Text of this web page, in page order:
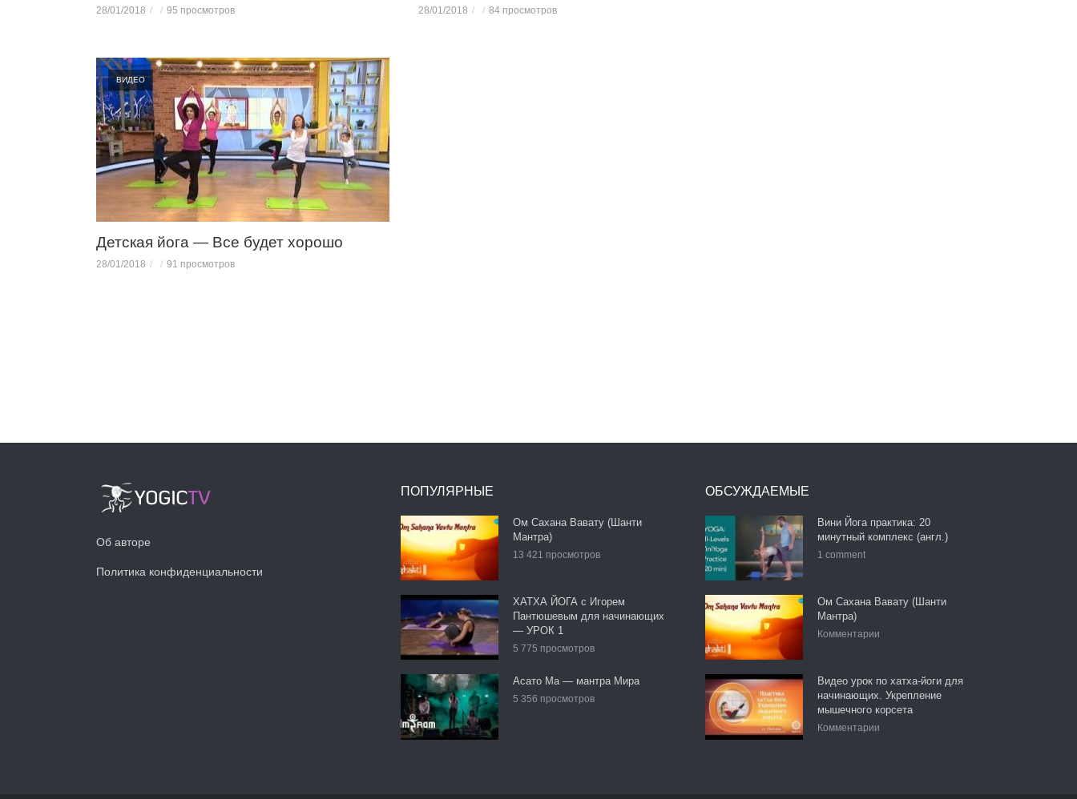
28/01/2018 95 просмотров 28/01/2018 84 просмотров
ВИДЕО
Детская йога — Все будет хорошо
28/01/2018 91 просмотров
Об авторе
Политика конфиденциальности
ПОПУЛЯРНЫЕ
Ом Сахана Вавату (Шанти
Мантра)
13 421 просмотров
ХАТХА ЙОГА с Игорем
Пантюшевым для начинающих
— УРОК 1
5 775 просмотров
Асато Ма — мантра Мира
5 356 просмотров
ОБСУЖДАЕМЫЕ
Вини Йога практика: 20
минутный комплекс (англ.)
1 comment
Ом Сахана Вавату (Шанти
Мантра)
Комментарии
Видео урок по хатха-йоги для
начинающих. Укрепление
мышечного корсета
Комментарии